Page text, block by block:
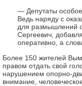
— Депутаты
Ведь наряду с
для размышлений
Сергеевич,
оперативно, а
Более 150 жителей
правом отдать свой
нарушением опорно-
внимание,